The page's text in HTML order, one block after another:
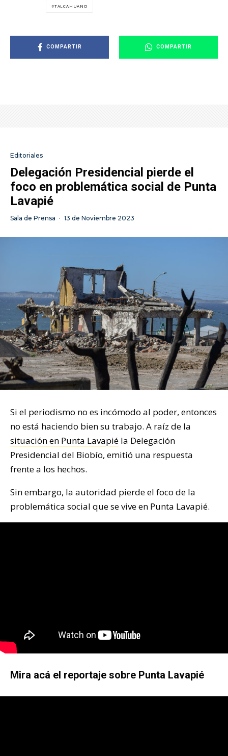
TALCAHUANO
COMPARTIR COMPARTIR
Editoriales
Delegación Presidencial pierde el
foco en problemática social de Punta
Lavapié
Sala de Prensa · 13 de Noviembre 2023
Si el periodismo no es incómodo al poder, entonces
no está haciendo bien su trabajo. A raíz de la
situación en Punta Lavapié la Delegación
Presidencial del Biobío, emitió una respuesta
frente a los hechos.
Sin embargo, la autoridad pierde el foco de la
problemática social que se vive en Punta Lavapié.
Mira acá el reportaje sobre Punta Lavapié